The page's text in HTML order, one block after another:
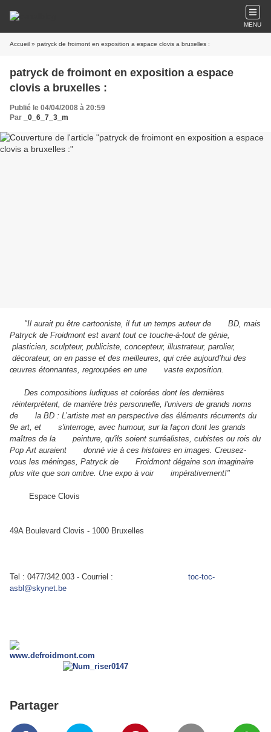
MENU
Accueil » patryck de froimont en exposition a espace clovis a bruxelles :
patryck de froimont en exposition a espace
clovis a bruxelles :
Publié le 04/04/2008 à 20:59
Par
_0_6_7_3_m
"Il aurait pu être cartooniste, il fut un temps auteur de BD, mais
Patryck de Froidmont est avant tout ce touche-à-tout de génie,
plasticien, sculpteur, publiciste, concepteur, illustrateur, parolier,
décorateur, on en passe et des meilleures, qui crée aujourd’hui des
œuvres étonnantes, regroupées en une vaste exposition.
Des compositions ludiques et colorées dont les dernières
réinterprètent, de manière très personnelle, l'univers de grands noms
de la BD : L’artiste met en perspective des éléments récurrents du
9e art, et s'interroge, avec humour, sur la façon dont les grands
maîtres de la peinture, qu'ils soient surréalistes, cubistes ou rois du
Pop Art auraient donné vie à ces histoires en images. Creusez-
vous les méninges, Patryck de Froidmont dégaine son imaginaire
plus vite que son ombre. Une expo à voir impérativement!"
Espace Clovis
49A Boulevard Clovis - 1000 Bruxelles
Tel : 0477/342.003 - Courriel :
toc-toc-
asbl@skynet.be
www.defroidmont.com
Partager